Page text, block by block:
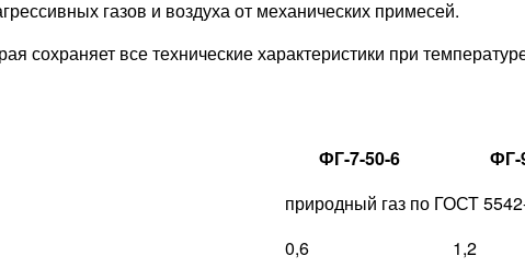
газов и воздуха от механических примесей.
сохраняет все технические характеристики при
ФГ-7-50-6 ФГ-
природный газ по ГОСТ
0,6 1,2